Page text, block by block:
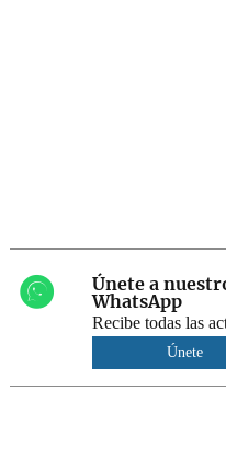
Únete a
WhatsApp
Recibe todas las
Únete